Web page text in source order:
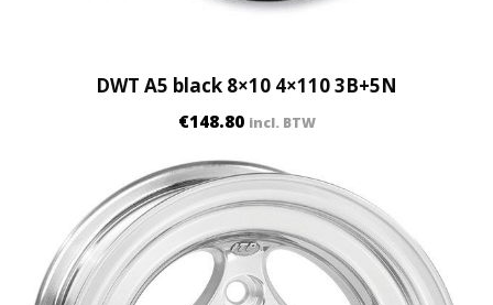
DWT A5 black 8×10 4×110 3B+5N
€148.80 incl. BTW